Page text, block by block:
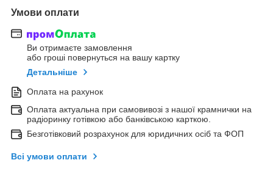
Умови оплати
Ви отримаєте замовлення
або гроші повернуться на вашу картку
Детальніше
Оплата на рахунок
Оплата актуальна при самовивозі з нашої крамнички на
радіоринку готівкою або банківською карткою.
Безготівковий розрахунок для юридичних осіб та ФОП
Всі умови оплати